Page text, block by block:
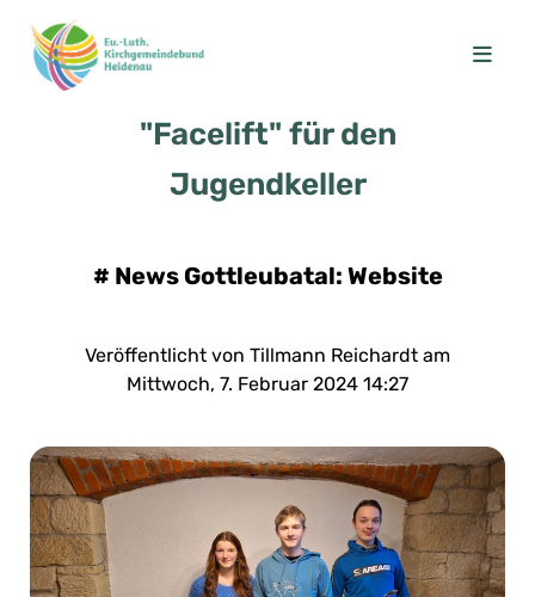
"Facelift" für den
Jugendkeller
# News Gottleubatal: Website
Veröffentlicht von Tillmann Reichardt am
Mittwoch, 7. Februar 2024 14:27